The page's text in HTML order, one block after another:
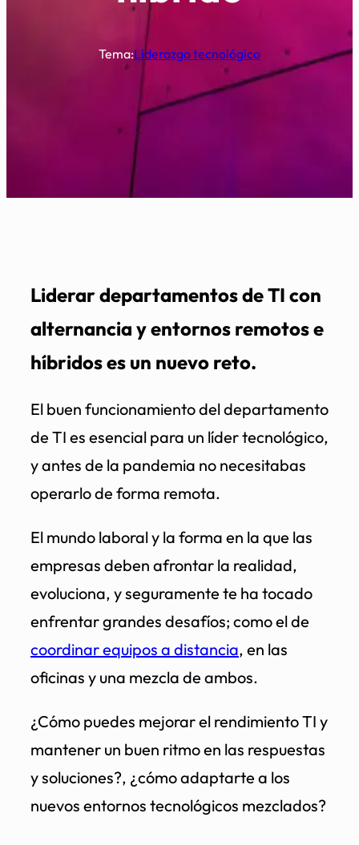
Tema:Liderazgo tecnológico
Liderar departamentos de TI con
alternancia y entornos remotos e
híbridos es un nuevo reto.
El buen funcionamiento del departamento
de TI es esencial para un líder tecnológico,
y antes de la pandemia no necesitabas
operarlo de forma remota.
El mundo laboral y la forma en la que las
empresas deben afrontar la realidad,
evoluciona, y seguramente te ha tocado
enfrentar grandes desafíos; como el de
coordinar equipos a distancia, en las
oficinas y una mezcla de ambos.
¿Cómo puedes mejorar el rendimiento TI y
mantener un buen ritmo en las respuestas
y soluciones?, ¿cómo adaptarte a los
nuevos entornos tecnológicos mezclados?